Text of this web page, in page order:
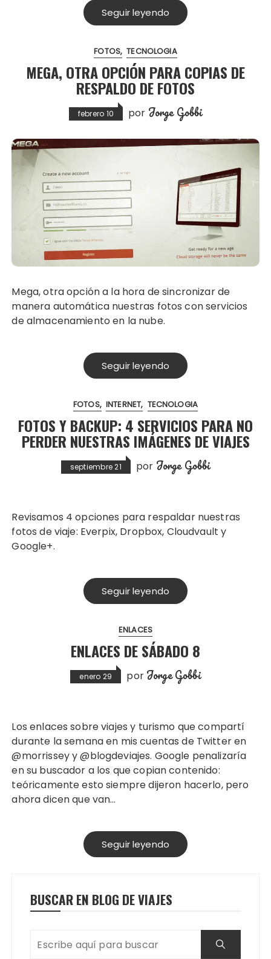
Seguir leyendo
FOTOS TECNOLOGIA
MEGA, OTRA OPCIÓN PARA COPIAS DE
RESPALDO DE FOTOS
febrero 10 por Jorge Gobbi
Mega, otra opción a la hora de sincronizar de
manera automática nuestras fotos con servicios
de almacenamiento en la nube.
Seguir leyendo
FOTOS INTERNET TECNOLOGIA
FOTOS Y BACKUP: 4 SERVICIOS PARA NO
PERDER NUESTRAS IMÁGENES DE VIAJES
septiembre 21 por Jorge Gobbi
Revisamos 4 opciones para respaldar nuestras
fotos de viaje: Everpix, Dropbox, Cloudvault y
Google+.
Seguir leyendo
ENLACES
ENLACES DE SÁBADO 8
enero 29 por Jorge Gobbi
Los enlaces sobre viajes y turismo que compartí
durante la semana en mis cuentas de Twitter en
@morrissey y @blogdeviajes. Google penalizaría
en su buscador a los que copian contenido:
teóricamente esto siempre dijeron hacerlo, pero
ahora dicen que van…
Seguir leyendo
BUSCAR EN BLOG DE VIAJES